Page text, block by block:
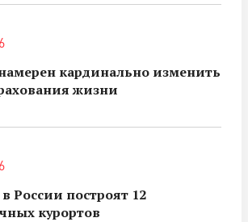
кардинально изменить
жизни
России построят 12
курортов